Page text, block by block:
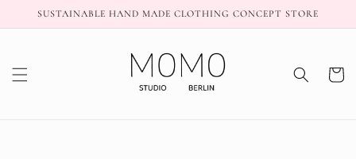
zum
Inhalt
SUSTAINABLE HAND MADE CLOTHING CONCEPT STORE